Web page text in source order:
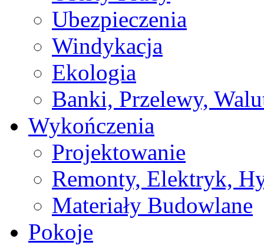
Ubezpieczenia
Windykacja
Ekologia
Banki, Przelewy,
Wykończenia
Projektowanie
Remonty, Elektryk,
Materiały Budowlane
Pokoje